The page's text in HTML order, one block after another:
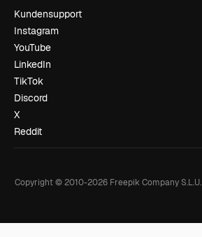
Kundensupport
Instagram
YouTube
LinkedIn
TikTok
Discord
X
Reddit
Copyright © 2010-2026Freepik Company S.L.U.